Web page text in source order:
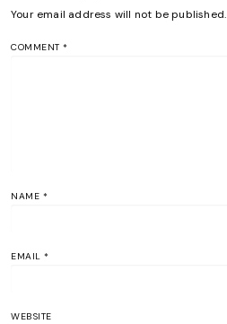
Your email address will not be published.
COMMENT *
NAME *
EMAIL *
WEBSITE